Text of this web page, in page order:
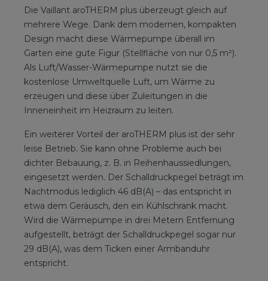
Die Vaillant aroTHERM plus überzeugt gleich auf
mehrere Wege. Dank dem modernen, kompakten
Design macht diese Wärmepumpe überall im
Garten eine gute Figur (Stellfläche von nur 0,5 m²).
Als Luft/Wasser-Wärmepumpe nutzt sie die
kostenlose Umweltquelle Luft, um Wärme zu
erzeugen und diese über Zuleitungen in die
Inneneinheit im Heizraum zu leiten.
Ein weiterer Vorteil der aroTHERM plus ist der sehr
leise Betrieb. Sie kann ohne Probleme auch bei
dichter Bebauung, z. B. in Reihenhaussiedlungen,
eingesetzt werden. Der Schalldruckpegel beträgt im
Nachtmodus lediglich 46 dB(A) – das entspricht in
etwa dem Geräusch, den ein Kühlschrank macht.
Wird die Wärmepumpe in drei Metern Entfernung
aufgestellt, beträgt der Schalldruckpegel sogar nur
29 dB(A), was dem Ticken einer Armbanduhr
entspricht.